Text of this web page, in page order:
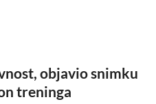
objavio snimku
treninga